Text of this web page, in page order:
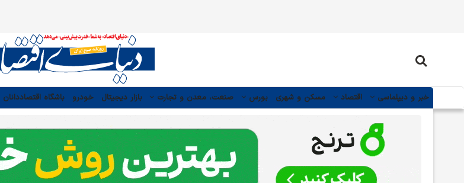
خبر و دیپلماسی اقتصاد مسکن و شهری بورس صنعت، معدن و تجارت بازار دیجیتال خودرو باشگاه اقتصاددانان